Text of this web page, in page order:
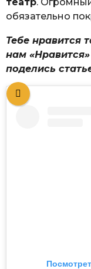
театр.
обязательно
Тебе нравится
нам
поделись